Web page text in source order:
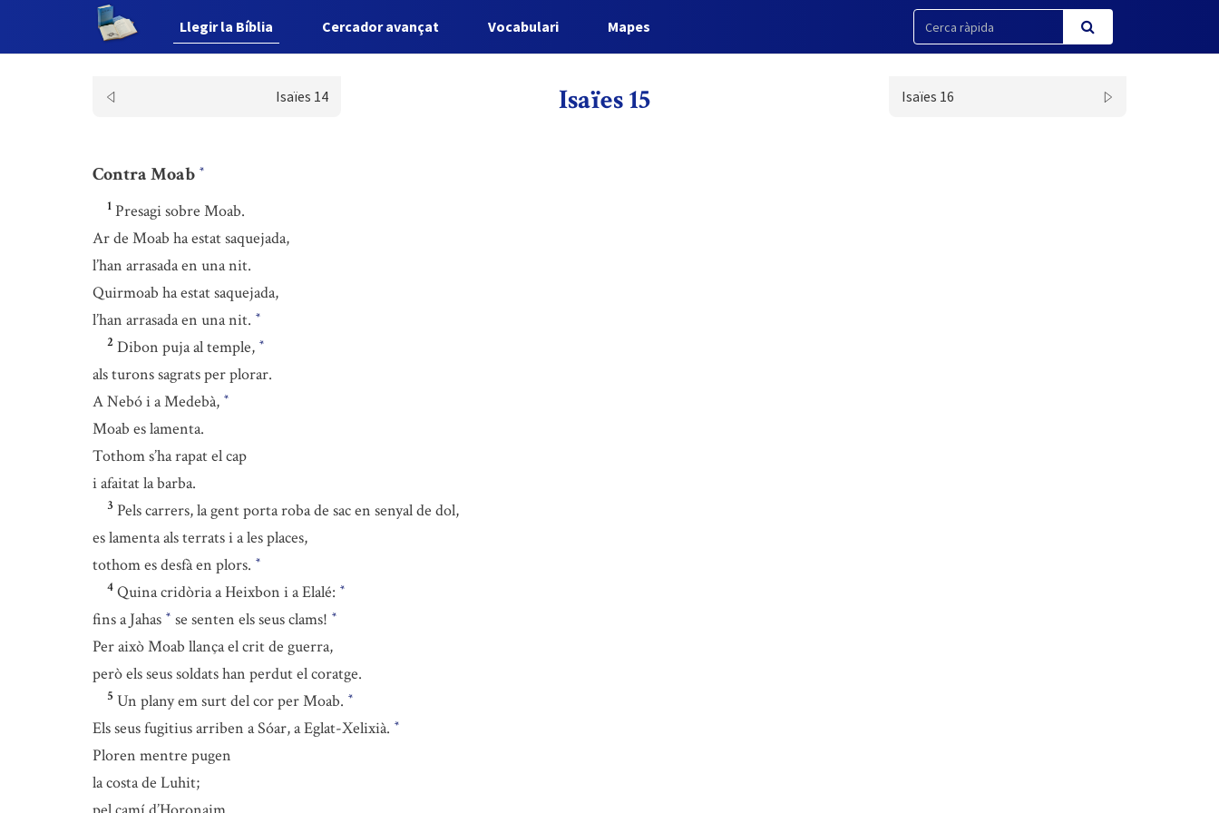
Llegir la Bíblia Cercador avançat Vocabulari Mapes
Isaïes 14 Isaïes 15 Isaïes 16
Contra Moab *
1 Presagi sobre Moab.
Ar de Moab ha estat saquejada,
l’han arrasada en una nit.
Quirmoab ha estat saquejada,
l’han arrasada en una nit. *
2 Dibon puja al temple, *
als turons sagrats per plorar.
A Nebó i a Medebà, *
Moab es lamenta.
Tothom s’ha rapat el cap
i afaitat la barba.
3 Pels carrers, la gent porta roba de sac en senyal de dol,
es lamenta als terrats i a les places,
tothom es desfà en plors. *
4 Quina cridòria a Heixbon i a Elalé: *
fins a Jahas * se senten els seus clams! *
Per això Moab llança el crit de guerra,
però els seus soldats han perdut el coratge.
5 Un plany em surt del cor per Moab. *
Els seus fugitius arriben a Sóar, a Eglat-Xelixià. *
Ploren mentre pugen
la costa de Luhit;